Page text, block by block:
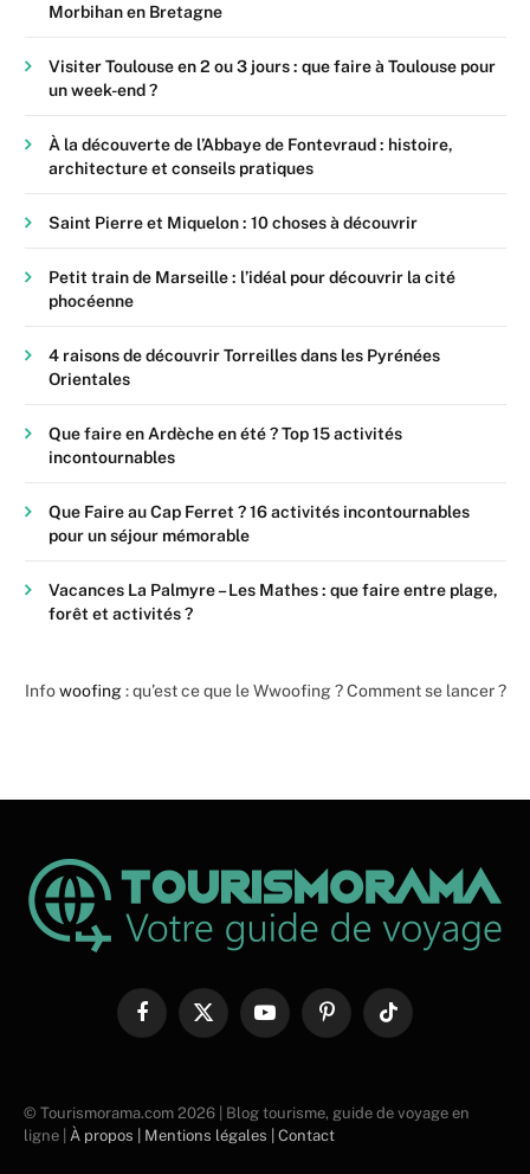
Morbihan en Bretagne
Visiter Toulouse en 2 ou 3 jours : que faire à Toulouse pour
un week-end ?
À la découverte de l’Abbaye de Fontevraud : histoire,
architecture et conseils pratiques
Saint Pierre et Miquelon : 10 choses à découvrir
Petit train de Marseille : l’idéal pour découvrir la cité
phocéenne
4 raisons de découvrir Torreilles dans les Pyrénées
Orientales
Que faire en Ardèche en été ? Top 15 activités
incontournables
Que Faire au Cap Ferret ? 16 activités incontournables
pour un séjour mémorable
Vacances La Palmyre – Les Mathes : que faire entre plage,
forêt et activités ?
Infowoofing: qu’est ce que le Wwoofing ? Comment se lancer ?
FacebookX
YouTubePinterestTikTok
© Tourismorama.com 2026 | Blog tourisme, guide de voyage en
ligne | À propos | Mentions légales | Contact